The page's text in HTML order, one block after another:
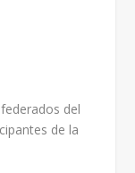
del
de la